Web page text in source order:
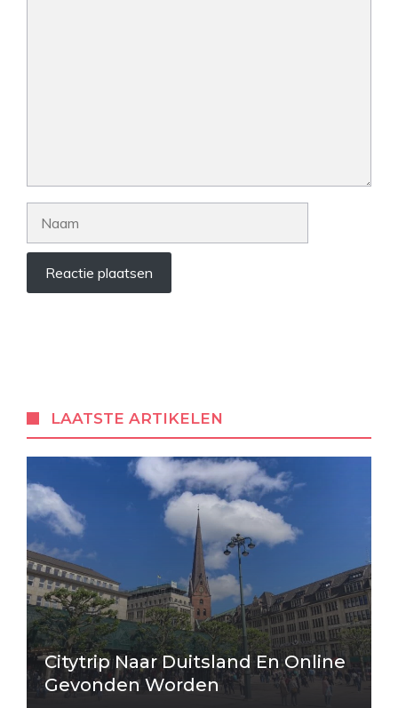
LAATSTE ARTIKELEN
Citytrip Naar Duitsland En Online
Gevonden Worden